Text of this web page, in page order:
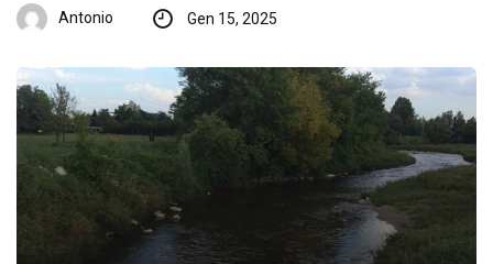
Antonio Gen 15, 2025